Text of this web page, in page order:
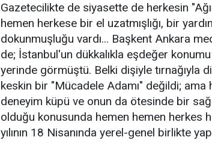
Gazetecilikte de siyasette de herkesin
hemen herkese bir el uzatmışlığı, bir
dokunmuşluğu vardı... Başkent Ankara
de; İstanbul'un dükkalıkla eşdeğer konumu
yerinde görmüştü. Belki dişiyle tırnağıyla
keskin bir "Mücadele Adamı" değildi; ama
deneyim küpü ve onun da ötesinde bir
olduğu konusunda hemen hemen herkes
yılının 18 Nisanında yerel-genel birlikte